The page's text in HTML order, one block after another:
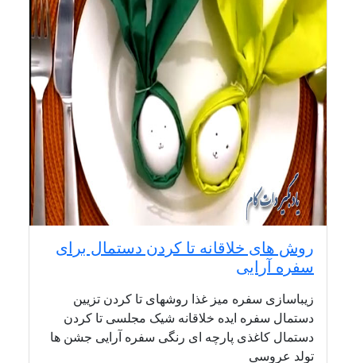
روش های خلاقانه تا کردن دستمال برای
سفره آرایی
زیباسازی سفره میز غذا روشهای تا کردن تزیین
دستمال سفره ایده خلاقانه شیک مجلسی تا کردن
دستمال کاغذی پارچه ای رنگی سفره آرایی جشن ها
تولد عروسی